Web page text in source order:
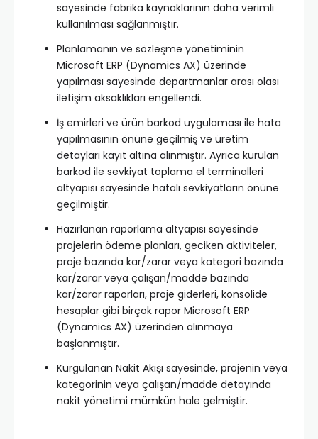
sayesinde fabrika kaynaklarının daha verimli
kullanılması sağlanmıştır.
Planlamanın ve sözleşme yönetiminin
Microsoft ERP (Dynamics AX) üzerinde
yapılması sayesinde departmanlar arası olası
iletişim aksaklıkları engellendi.
İş emirleri ve ürün barkod uygulaması ile hata
yapılmasının önüne geçilmiş ve üretim
detayları kayıt altına alınmıştır. Ayrıca kurulan
barkod ile sevkiyat toplama el terminalleri
altyapısı sayesinde hatalı sevkiyatların önüne
geçilmiştir.
Hazırlanan raporlama altyapısı sayesinde
projelerin ödeme planları, geciken aktiviteler,
proje bazında kar/zarar veya kategori bazında
kar/zarar veya çalışan/madde bazında
kar/zarar raporları, proje giderleri, konsolide
hesaplar gibi birçok rapor Microsoft ERP
(Dynamics AX) üzerinden alınmaya
başlanmıştır.
Kurgulanan Nakit Akışı sayesinde, projenin veya
kategorinin veya çalışan/madde detayında
nakit yönetimi mümkün hale gelmiştir.